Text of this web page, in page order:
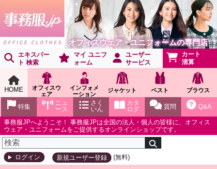
オフィスウェア・ユニフォームの専門店
エキスパー
ト 検索
マイ ユニフ
ォーム
ユーザー
サービス
カート
清算
HOME
オフィスウ
ェア
インフォメ
ーション
ショールー
ム
ジャケット ベスト ブラウス
Q&A
質問
カタ
ログ
さく
いん
ニュ
ース
特集
事務服JPへようこそ！ 事務服JPは全国の法人・個人の皆様に、オフィス
ウェア・ユニフォームをご提供するオンラインショップです。
ログイン 新規ユーザー登録 (無料)